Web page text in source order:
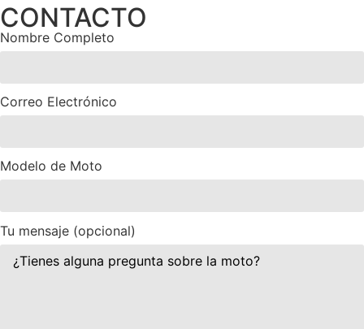
CONTACTO
Nombre Completo
Correo Electrónico
Modelo de Moto
Tu mensaje (opcional)